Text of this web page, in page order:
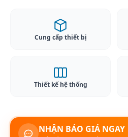
Cung cấp thiết bị
Thiết kế hệ thống
NHẬN BÁO GIÁ NGAY